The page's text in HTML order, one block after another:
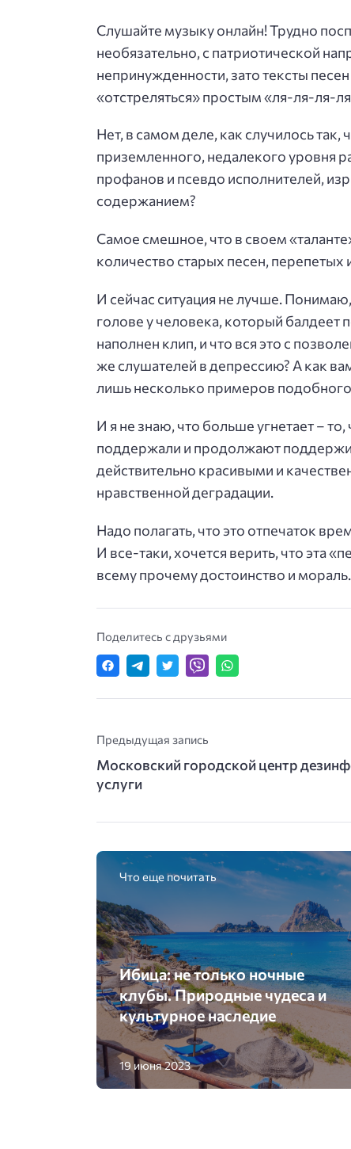
Слушайте музыку онлайн! Трудно
необязательно, с патриотической
непринужденности, зато тексты
«отстреляться» простым «ля-ля-ля-
Нет, в самом деле, как случилось
приземленного, недалекого уровня
профанов и псевдо исполнителей,
содержанием?
Самое смешное, что в своем
количество старых песен,
И сейчас ситуация не лучше.
голове у человека, который балдеет
наполнен клип, и что вся это с
же слушателей в депрессию? А как
лишь несколько примеров подобного
И я не знаю, что больше угнетает –
поддержали и продолжают
действительно красивыми и
нравственной деградации.
Надо полагать, что это отпечаток
И все-таки, хочется верить, что эта
всему прочему достоинство и мораль.
Поделитесь с друзьями
Предыдущая запись
Московский городской центр
услуги
Что еще почитать
Ибица: не только ночные
клубы. Природные чудеса и
культурное наследие
19 июня 2023